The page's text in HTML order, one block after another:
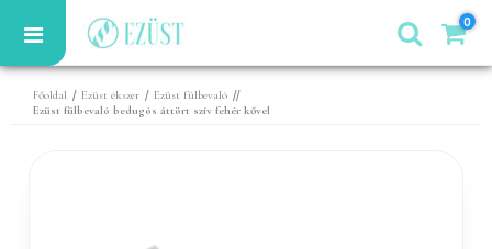
0
Főoldal / Ezüst ékszer / Ezüst fülbevaló //
Ezüst fülbevaló bedugós áttört szív fehér kővel